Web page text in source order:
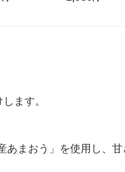
ます。
あまおう」を使用し、